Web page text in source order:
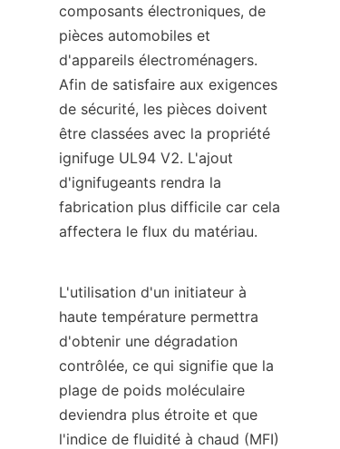
composants électroniques, de
pièces automobiles et
d'appareils électroménagers.
Afin de satisfaire aux exigences
de sécurité, les pièces doivent
être classées avec la propriété
ignifuge UL94 V2. L'ajout
d'ignifugeants rendra la
fabrication plus difficile car cela
affectera le flux du matériau.
L'utilisation d'un initiateur à
haute température permettra
d'obtenir une dégradation
contrôlée, ce qui signifie que la
plage de poids moléculaire
deviendra plus étroite et que
l'indice de fluidité à chaud (MFI)